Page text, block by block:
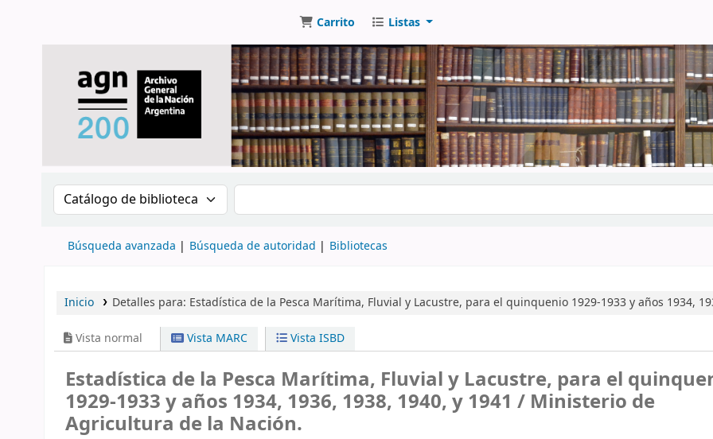
Carrito Listas
Buscar en el catálogo por: Buscar en el catálogo
Búsqueda avanzada Búsqueda de autoridad Bibliotecas
Inicio Detalles para: Estadística de la Pesca Marítima, Fluvial y Lacustre, para el quinquenio 1929-1933 y años 1934,
Vista normal Vista MARC Vista ISBD
Estadística de la Pesca Marítima, Fluvial y Lacustre, para el
1929-1933 y años 1934, 1936, 1938, 1940, y 1941 / Ministerio de
Agricultura de la Nación.